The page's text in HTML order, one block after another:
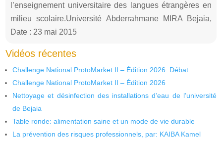
l’enseignement universitaire des langues étrangères en
milieu scolaire.Université Abderrahmane MIRA Bejaia,
Date : 23 mai 2015
Vidéos récentes
Challenge National ProtoMarket II – Édition 2026. Débat
Challenge National ProtoMarket II – Édition 2026
Nettoyage et désinfection des installations d’eau de l’université
de Bejaia
Table ronde: alimentation saine et un mode de vie durable
La prévention des risques professionnels, par: KAIBA Kamel